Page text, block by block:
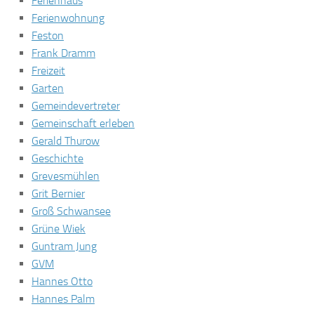
Ferienwohnung
Feston
Frank Dramm
Freizeit
Garten
Gemeindevertreter
Gemeinschaft erleben
Gerald Thurow
Geschichte
Grevesmühlen
Grit Bernier
Groß Schwansee
Grüne Wiek
Guntram Jung
GVM
Hannes Otto
Hannes Palm